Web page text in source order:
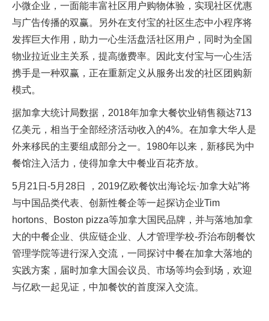
小微企业，一面能丰富社区用户购物体验，实现社区优惠
与广告传播的双赢。另外在支付宝的社区生态中小程序将
发挥巨大作用，助力一心生活盘活社区用户，同时为全国
物业拉近业主关系，提高缴费率。因此支付宝与一心生活
携手是一种双赢，正在重新定义从服务出发的社区团购新
模式。
据加拿大统计局数据，2018年加拿大餐饮业销售额达713
亿美元，相当于全部经济活动收入的4%。在加拿大华人是
外来移民的主要组成部分之一。1980年以来，新移民为中
餐馆注入活力，使得加拿大中餐业百花齐放。
5月21日-5月28日 ，2019亿欧餐饮出海论坛·加拿大站”将
与中国品类代表、创新性餐企等一起探访企业Tim
hortons、Boston pizza等加拿大国民品牌，并与落地加拿
大的中餐企业、供应链企业、人才管理学校-乔治布朗餐饮
管理学院等进行深入交流，一同探讨中餐在加拿大落地的
实践方案，届时加拿大国会议员、市场等均会到场，欢迎
与亿欧一起见证，中加餐饮的首度深入交流。